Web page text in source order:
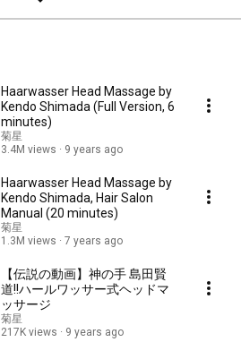
Haarwasser Head Massage by
Kendo Shimada (Full Version, 6
minutes)
菊星
3.4M views
9 years ago
Haarwasser Head Massage by
Kendo Shimada, Hair Salon
Manual (20 minutes)
菊星
1.3M views
7 years ago
【伝説の動画】神の手 島田賢
道!!ハールワッサー式ヘッドマ
ッサージ
菊星
217K views
9 years ago